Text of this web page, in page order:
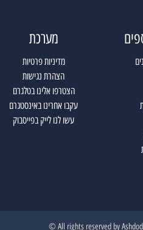
מערכת
מדיניות פרטיות
הצהרת נגישות
הצטרפו אלינו בטלגרם
עקבו אחרינו באינסטגרם
עשו לנו לייק בפייסבוק
All rights reserved by